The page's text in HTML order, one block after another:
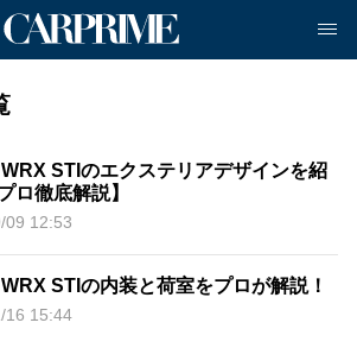
STIのエクステリアデザインを紹
ロ徹底解説】
09 12:53
STIの内装と荷室をプロが解説！
16 15:44